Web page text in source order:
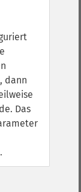
dann
Das